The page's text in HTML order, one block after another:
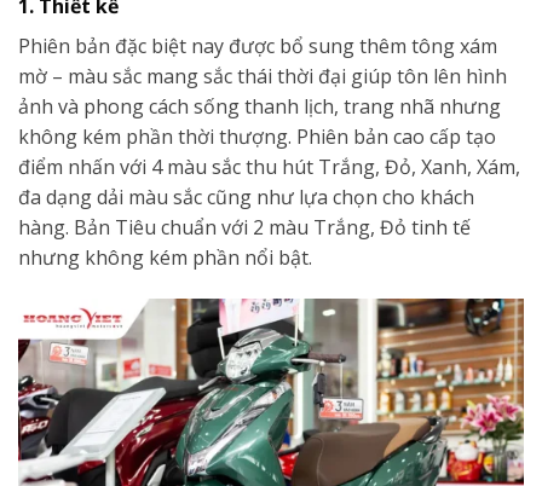
1. Thiết kế
Phiên bản đặc biệt nay được bổ sung thêm tông xám
mờ – màu sắc mang sắc thái thời đại giúp tôn lên hình
ảnh và phong cách sống thanh lịch, trang nhã nhưng
không kém phần thời thượng. Phiên bản cao cấp tạo
điểm nhấn với 4 màu sắc thu hút Trắng, Đỏ, Xanh, Xám,
đa dạng dải màu sắc cũng như lựa chọn cho khách
hàng. Bản Tiêu chuẩn với 2 màu Trắng, Đỏ tinh tế
nhưng không kém phần nổi bật.